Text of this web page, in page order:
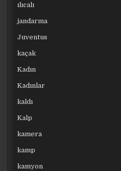
ılıcalı
jandarma
Juventus
kaçak
Kadın
Kadınlar
kaldı
Kalp
kamera
kamp
kamyon